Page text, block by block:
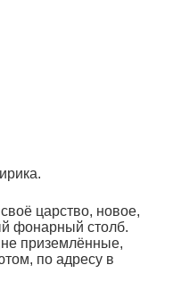
царство, новое,
фонарный столб.
приземлённые,
по адресу в